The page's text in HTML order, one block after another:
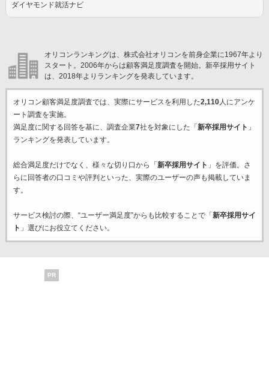
ダイヤモンド就活ナビ
オリコンランキングは、株式会社オリコンを前身企業に1967年より
スタート。2006年からは顧客満足度調査を開始。新卒採用サイト
は、2018年よりランキングを発表しています。
オリコン顧客満足度調査では、実際にサービスを利用した2,110人にアンケ
ート調査を実施。
満足度に関する回答を基に、調査企業7社を対象にした「 新卒採用サイト 」
ランキングを発表しています。
総合満足度だけでなく、様々な切り口から「 新卒採用サイト 」を評価。さ
らに回答者の口コミや評判といった、実際のユーザーの声も掲載していま
す。
サービス検討の際、“ユーザー満足度”からも比較することで「 新卒採用サイ
ト 」選びにお役立てください。
PR